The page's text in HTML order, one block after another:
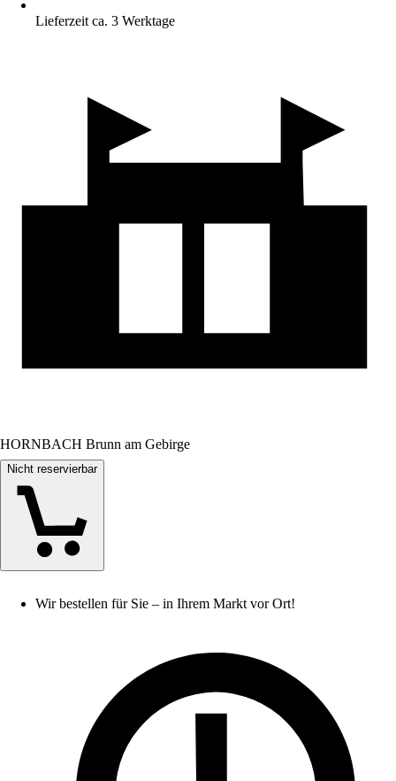
Lieferzeit ca. 3 Werktage
HORNBACH Brunn am Gebirge
Nicht reservierbar
Wir bestellen für Sie – in Ihrem Markt vor Ort!